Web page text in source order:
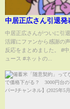
中居正広さん引退発
中居正広さんがついに引
活躍にファンから感謝の
反応をまとめました。 #
ュース #ネットの...